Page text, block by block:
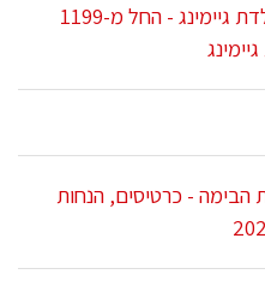
הפעלת יום הולדת גיימינג - החל מ-1199
הבימה - כרטיסים, הנחות